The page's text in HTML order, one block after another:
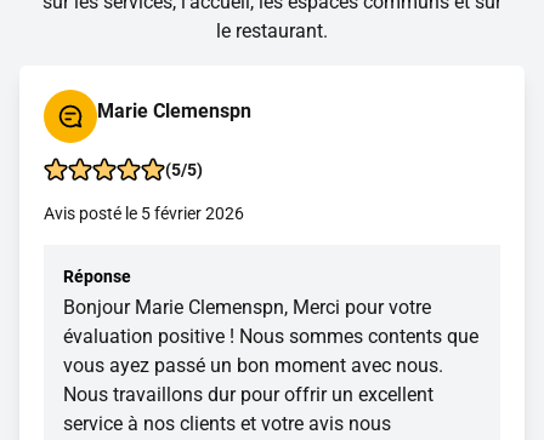
le restaurant.
Marie Clemenspn
(5/5)
Avis posté le 5 février 2026
Réponse
Bonjour Marie Clemenspn, Merci pour votre
évaluation positive ! Nous sommes contents que
vous ayez passé un bon moment avec nous.
Nous travaillons dur pour offrir un excellent
service à nos clients et votre avis nous